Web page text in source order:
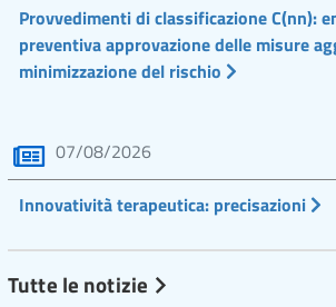
Provvedimenti di classificazione C(nn):
preventiva approvazione delle misure
minimizzazione del rischio
07/08/2026
Innovatività terapeutica: precisazioni
Tutte le notizie